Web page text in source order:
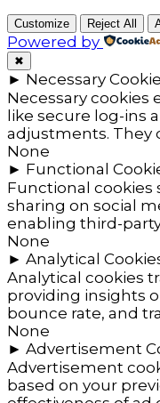
Customize Reject All
Powered by
✖
► Necessary
Necessary cookies
like secure log-ins
adjustments. They
None
► Functional
Functional
sharing on social
enabling third-
None
► Analytical
Analytical cookies
providing insights
bounce rate, and
None
► Advertisement
Advertisement
based on your